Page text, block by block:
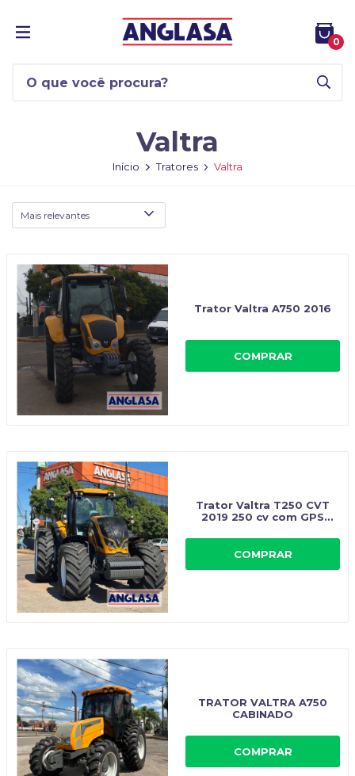
0
Valtra
Início Tratores Valtra
Trator Valtra A750 2016
COMPRAR
Trator Valtra T250 CVT
2019 250 cv com GPS
suspensão dianteira
COMPRAR
TRATOR VALTRA A750
CABINADO
COMPRAR